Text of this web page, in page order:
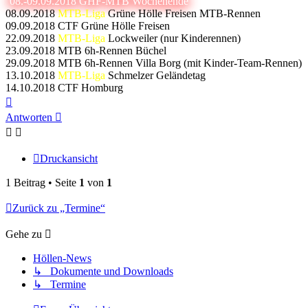
08.09.2018MTB-LigaGrüne Hölle Freisen MTB-Rennen
09.09.2018 CTF Grüne Hölle Freisen
22.09.2018 MTB-Liga Lockweiler (nur Kinderennen)
23.09.2018 MTB 6h-Rennen Büchel
29.09.2018 MTB 6h-Rennen Villa Borg (mit Kinder-Team-Rennen)
13.10.2018 MTB-Liga Schmelzer Geländetag
14.10.2018 CTF Homburg
oben
Antworten
Druckansicht
1 Beitrag • Seite 1 von 1
Zurück zu „Termine“
Gehe zu
Höllen-News
↳ Dokumente und Downloads
↳ Termine